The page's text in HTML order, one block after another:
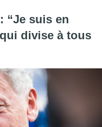
“Je suis en
divise à tous